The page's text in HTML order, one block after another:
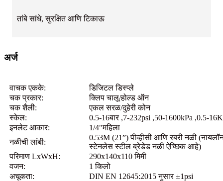
तांबे सांधे, सुरक्षित आणि टिकाऊ
अर्ज
वाचक एकके:
डिजिटल डिस्प्ले
चक प्रकार:
क्लिप चालू/होल्ड ऑन
चक शैली:
एकल सरळ/दुहेरी कोन
स्केल:
0.5-16बार ,7-232psi ,50-1600kPa ,0.5-
इनलेट आकार:
1/4"महिला
नळीची लांबी:
0.53M (21”) पीव्हीसी आणि रबरी नळी
स्टेनलेस स्टील ब्रेडेड नळी ऐच्छिक आहे)
परिमाण LxWxH:
290x140x110 मिमी
वजन:
1 किलो
अचूकता:
DIN EN 12645:2015 नुसार ±1psi